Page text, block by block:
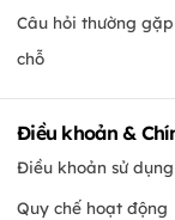
Câu hỏi thường
chỗ
Điều khoản &
Điều khoản sử dụng
Quy chế hoạt động